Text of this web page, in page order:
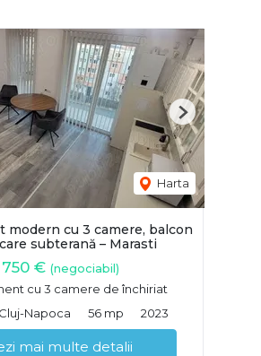
Harta
Next
modern cu 3 camere, balcon
subterană – Marasti
750 € (negociabil)
cu 3 camere de închiriat
Napoca
56 mp 2023
mai multe detalii